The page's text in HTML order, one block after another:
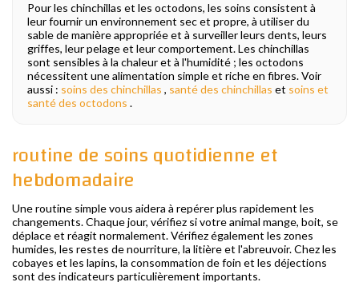
Pour les chinchillas et les octodons, les soins consistent à
leur fournir un environnement sec et propre, à utiliser du
sable de manière appropriée et à surveiller leurs dents, leurs
griffes, leur pelage et leur comportement. Les chinchillas
sont sensibles à la chaleur et à l'humidité ; les octodons
nécessitent une alimentation simple et riche en fibres. Voir
aussi : soins des chinchillas , santé des chinchillas et soins et
santé des octodons .
routine de soins quotidienne et
hebdomadaire
Une routine simple vous aidera à repérer plus rapidement les
changements. Chaque jour, vérifiez si votre animal mange, boit, se
déplace et réagit normalement. Vérifiez également les zones
humides, les restes de nourriture, la litière et l'abreuvoir. Chez les
cobayes et les lapins, la consommation de foin et les déjections
sont des indicateurs particulièrement importants.